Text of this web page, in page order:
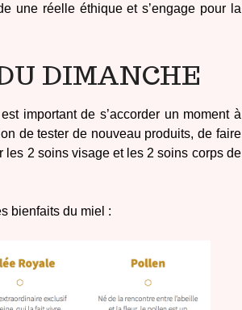
une réelle éthique et s’engage pour la
DIMANCHE
important de s’accorder un moment à
de tester de nouveau produits, de faire
2 soins visage et les 2 soins corps de
bienfaits du miel :